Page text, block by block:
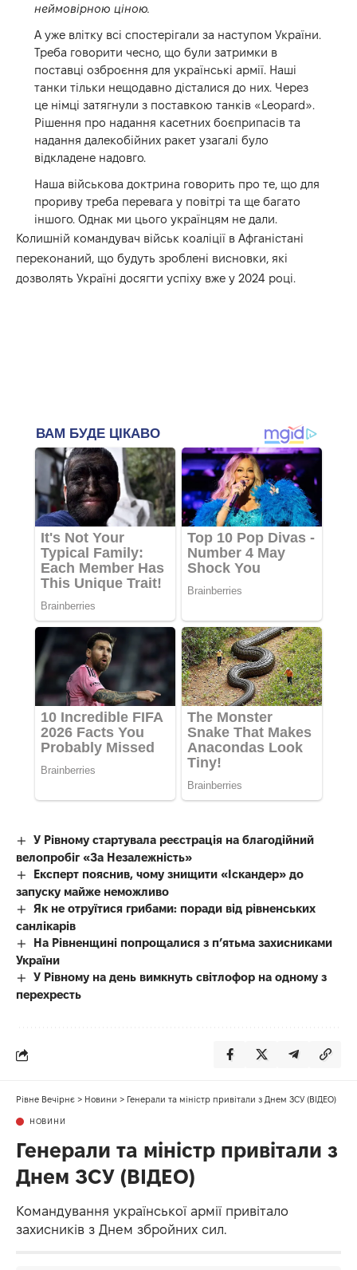
неймовірною ціною.
А уже влітку всі спостерігали за наступом України.
Треба говорити чесно, що були затримки в
поставці озброєння для українські армії. Наші
танки тільки нещодавно дісталися до них. Через
це німці затягнули з поставкою танків «Leopard».
Рішення про надання касетних боєприпасів та
надання далекобійних ракет узагалі було
відкладене надовго.
Наша військова доктрина говорить про те, що для
прориву треба перевага у повітрі та ще багато
іншого. Однак ми цього українцям не дали.
Колишній командувач військ коаліції в Афганістані
переконаний, що будуть зроблені висновки, які
дозволять Україні досягти успіху вже у 2024 році.
У Рівному стартувала реєстрація на благодійний
велопробіг «За Незалежність»
Експерт пояснив, чому знищити «Іскандер» до
запуску майже неможливо
Як не отруїтися грибами: поради від рівненських
санлікарів
На Рівненщині попрощалися з п’ятьма захисниками
України
У Рівному на день вимкнуть світлофор на одному з
перехресть
Рівне Вечірнє > Новини > Генерали та міністр привітали з Днем ЗСУ (ВІДЕО)
НОВИНИ
Генерали та міністр привітали з
Днем ЗСУ (ВІДЕО)
Командування української армії привітало
захисників з Днем збройних сил.